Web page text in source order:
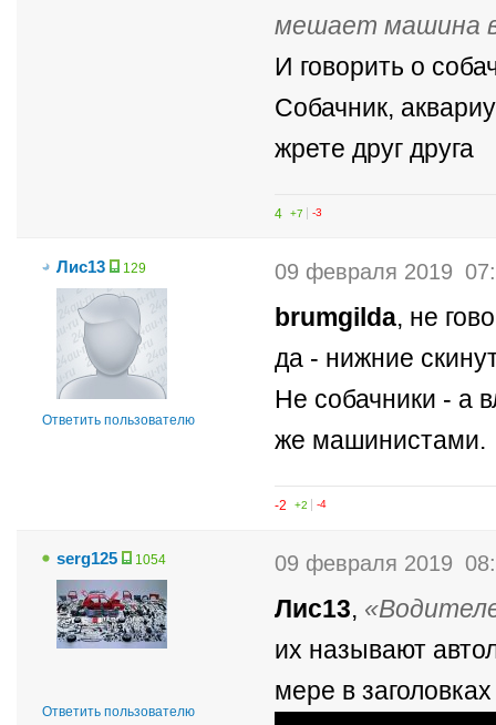
мешает машина
И говорить о
Собачник,
жрете друг друга
4 +7 -3
Лис13 129
Ответить пользователю
09 февраля 2019
brumgilda, не
да - нижние
Не собачники - а
же машинистами.
-2 +2 -4
serg125 1054
Ответить пользователю
09 февраля 2019
Лис13,
их называют
мере в